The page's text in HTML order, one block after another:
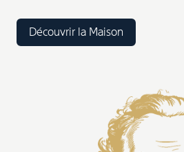
Découvrir la Maison